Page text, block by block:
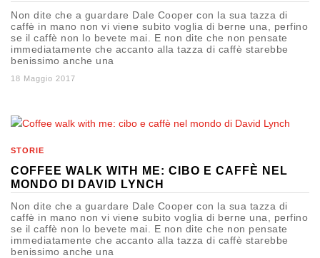
Non dite che a guardare Dale Cooper con la sua tazza di
caffè in mano non vi viene subito voglia di berne una, perfino
se il caffè non lo bevete mai. E non dite che non pensate
immediatamente che accanto alla tazza di caffè starebbe
benissimo anche una
18 Maggio 2017
STORIE
COFFEE WALK WITH ME: CIBO E CAFFÈ NEL
MONDO DI DAVID LYNCH
Non dite che a guardare Dale Cooper con la sua tazza di
caffè in mano non vi viene subito voglia di berne una, perfino
se il caffè non lo bevete mai. E non dite che non pensate
immediatamente che accanto alla tazza di caffè starebbe
benissimo anche una